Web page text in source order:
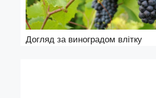
Догляд за виноградом влітку